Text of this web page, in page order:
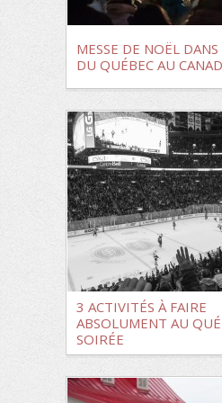
MESSE DE NOËL
DU QUÉBEC AU
3 ACTIVITÉS À FAIRE
ABSOLUMENT AU
SOIRÉE